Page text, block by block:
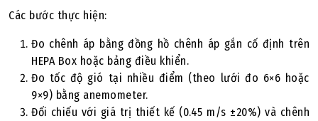
Các bước thực hiện:
Đo chênh áp bằng đồng hồ chênh áp gắn cố định trên
HEPA Box hoặc bảng điều khiển.
Đo tốc độ gió tại nhiều điểm (theo lưới đo 6×6 hoặc
9×9) bằng anemometer.
Đối chiếu với giá trị thiết kế (0.45 m/s ±20%) và chênh